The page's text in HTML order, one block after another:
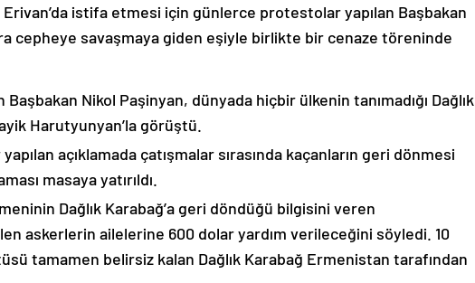
istifa etmesi için günlerce protestolar yapılan Başbakan
cepheye savaşmaya giden eşiyle birlikte bir cenaze töreninde
Nikol Paşinyan, dünyada hiçbir ülkenin tanımadığı Dağlık
Harutyunyan’la görüştü.
açıklamada çatışmalar sırasında kaçanların geri dönmesi
masaya yatırıldı.
Dağlık Karabağ’a geri döndüğü bilgisini veren
askerlerin ailelerine 600 dolar yardım verileceğini söyledi. 10
tamamen belirsiz kalan Dağlık Karabağ Ermenistan tarafından